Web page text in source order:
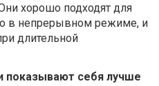
хорошо подходят для
в непрерывном режиме, и
длительной
показывают себя лучше